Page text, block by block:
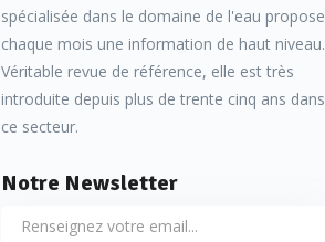
spécialisée dans le domaine de l'eau propose
chaque mois une information de haut niveau.
Véritable revue de référence, elle est très
introduite depuis plus de trente cinq ans dans
ce secteur.
Notre Newsletter